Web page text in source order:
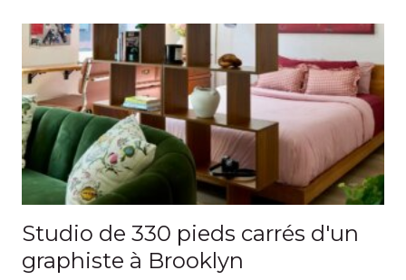
Studio de 330 pieds carrés d'un
graphiste à Brooklyn